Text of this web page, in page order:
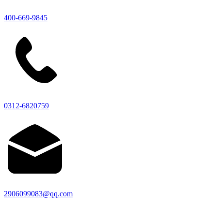
400-669-9845
0312-6820759
2906099083@qq.com